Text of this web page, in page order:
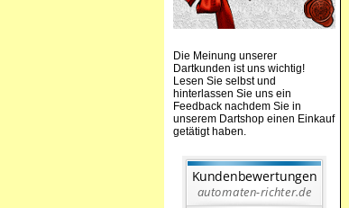
Die Meinung unserer
Dartkunden ist uns wichtig!
Lesen Sie selbst und
hinterlassen Sie uns ein
Feedback nachdem Sie in
unserem Dartshop einen Einkauf
getätigt haben.